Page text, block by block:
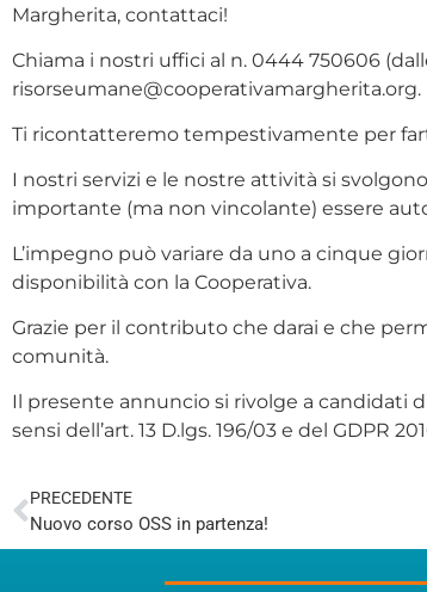
Margherita, contattaci!
Chiama i nostri uffici al n. 0444 750606
risorseumane@cooperativamargherita.org.
Ti ricontatteremo tempestivamente per
I nostri servizi e le nostre attività si
importante (ma non vincolante) essere
L’impegno può variare da uno a cinque
disponibilità con la Cooperativa.
Grazie per il contributo che darai e che
comunità.
Il presente annuncio si rivolge a candidati
sensi dell’art. 13 D.lgs. 196/03 e del GDPR
PRECEDENTE
Nuovo corso OSS in partenza!